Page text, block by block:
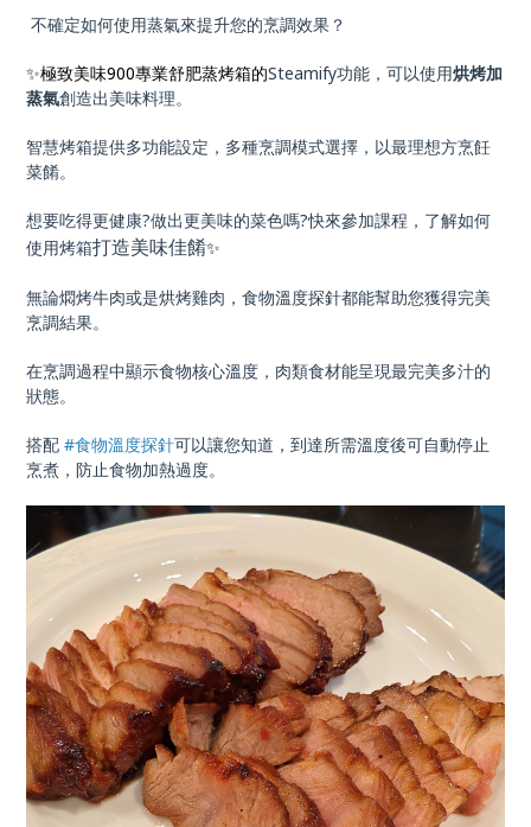
不確定如何使用蒸氣來提升您的烹調效果？
✨極致美味900專業舒肥蒸烤箱的Steamify功能，可以使用烘烤加
蒸氣創造出美味料理。
智慧烤箱提供多功能設定，多種烹調模式選擇，以最理想方烹飪
菜餚。
想要吃得更健康?做出更美味的菜色嗎?快來參加課程，了解如何
使用烤箱打造美味佳餚✨
無論燜烤牛肉或是烘烤雞肉，食物溫度探針都能幫助您獲得完美
烹調結果。
在烹調過程中顯示食物核心溫度，肉類食材能呈現最完美多汁的
狀態。
搭配 #食物溫度探針可以讓您知道，到達所需溫度後可自動停止
烹煮，防止食物加熱過度。